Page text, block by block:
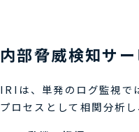
内部脅威検知サ
IRIは、単発のログ監視で
プロセスとして相関分析